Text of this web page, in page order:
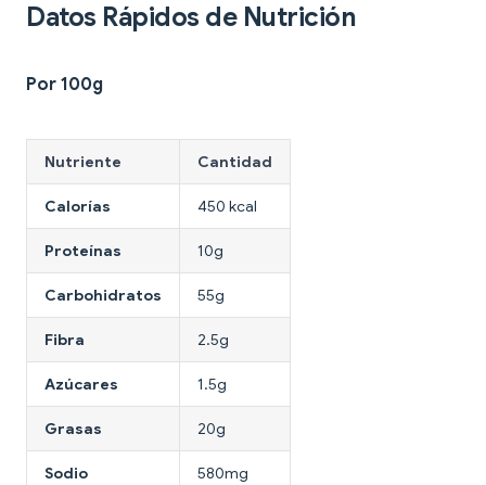
Datos Rápidos de Nutrición
Por 100g
Nutriente Cantidad
Calorías 450 kcal
Proteínas 10g
Carbohidratos 55g
Fibra 2.5g
Azúcares 1.5g
Grasas 20g
Sodio 580mg